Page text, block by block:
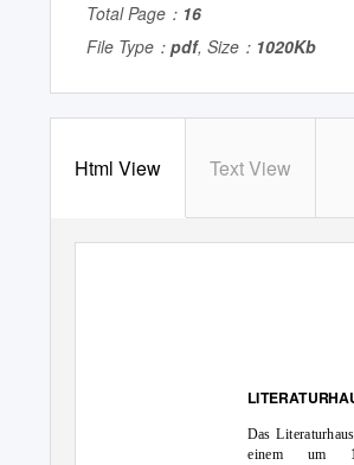
Total Page： 16
File Type： pdf, Size： 1020Kb
Html View Text View
Das
einem um